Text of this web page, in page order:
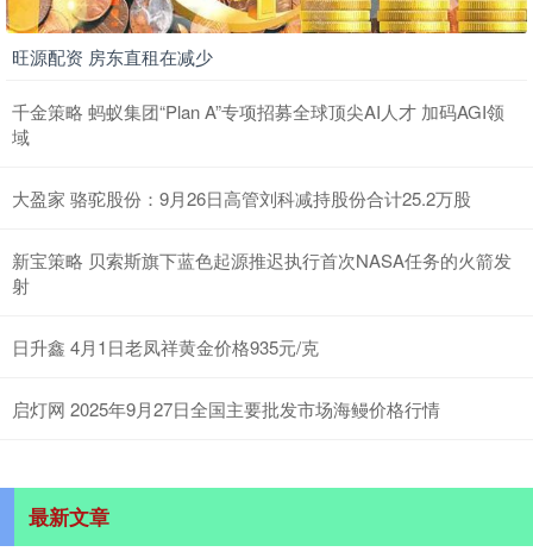
旺源配资 房东直租在减少
千金策略 蚂蚁集团“Plan A”专项招募全球顶尖AI人才 加码AGI领
域
大盈家 骆驼股份：9月26日高管刘科减持股份合计25.2万股
新宝策略 贝索斯旗下蓝色起源推迟执行首次NASA任务的火箭发
射
日升鑫 4月1日老凤祥黄金价格935元/克
启灯网 2025年9月27日全国主要批发市场海鳗价格行情
最新文章